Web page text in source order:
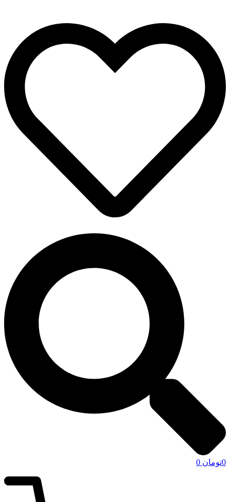
0تومان 0